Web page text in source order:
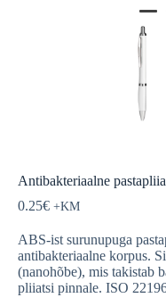
Antibakteriaalne
0.25€
ABS-ist surunupuga
antibakteriaalne korpus.
(nanohõbe), mis takistab
pliiatsi pinnale. ISO